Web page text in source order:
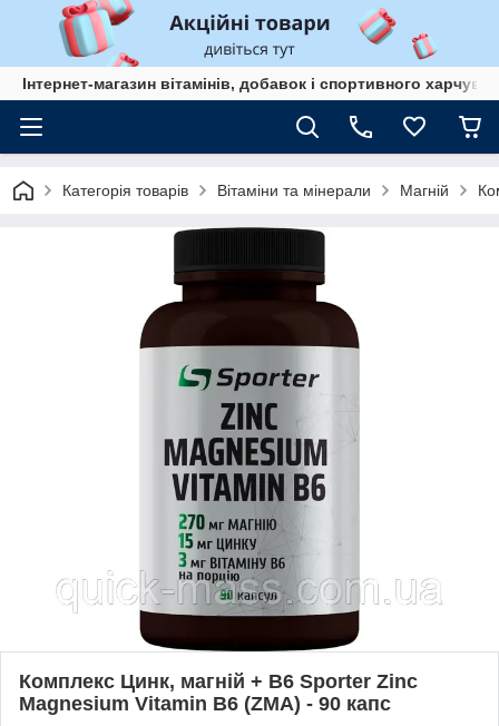
Інтернет-магазин вітамінів, добавок і спортивного
Категорія товарів Вітаміни та мінерали Магній
Комплекс Цинк, магній + В6 Sporter Zinc
Magnesium Vitamin B6 (ZMA) - 90 капс